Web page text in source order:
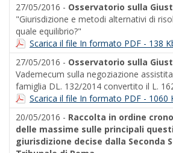
27/05/2016 - Osservatorio sulla
"Giurisdizione e metodi alternativi di
quale equilibrio?"
Scarica il file In formato PDF - 138
27/05/2016 - Osservatorio sulla
Vademecum sulla negoziazione
famiglia DL. 132/2014 convertito il L.
Scarica il file In formato PDF - 1060
20/05/2016 - Raccolta in ordine
delle massime sulle principali
giurisdizione decise dalla Seconda